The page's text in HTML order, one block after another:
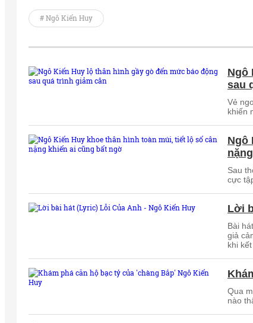
# Ngô Kiến Huy
Ngô
sau
Vẻ
khiến
Ngô
Sau
cực
Lời
Bài
giả
khi
Qua
nào